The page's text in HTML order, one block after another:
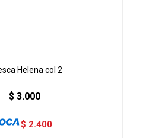
Helena col 2
$ 3.000
$ 2.400